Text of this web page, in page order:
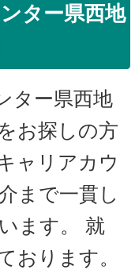
ター県西地
ター県西地
お探しの方
ャリアカウ
まで一貫し
ます。 就
おります。